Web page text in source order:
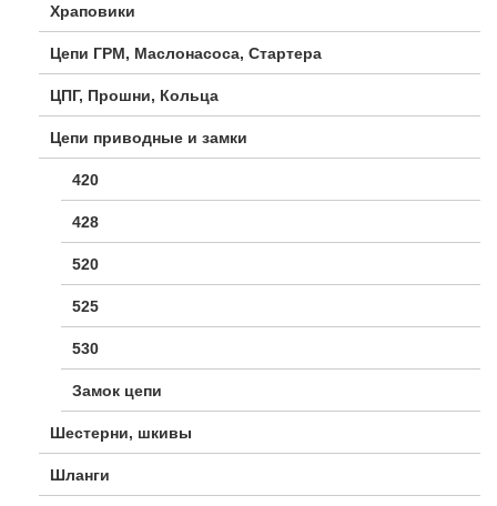
Храповики
Цепи ГРМ, Маслонасоса, Стартера
ЦПГ, Прошни, Кольца
Цепи приводные и замки
420
428
520
525
530
Замок цепи
Шестерни, шкивы
Шланги